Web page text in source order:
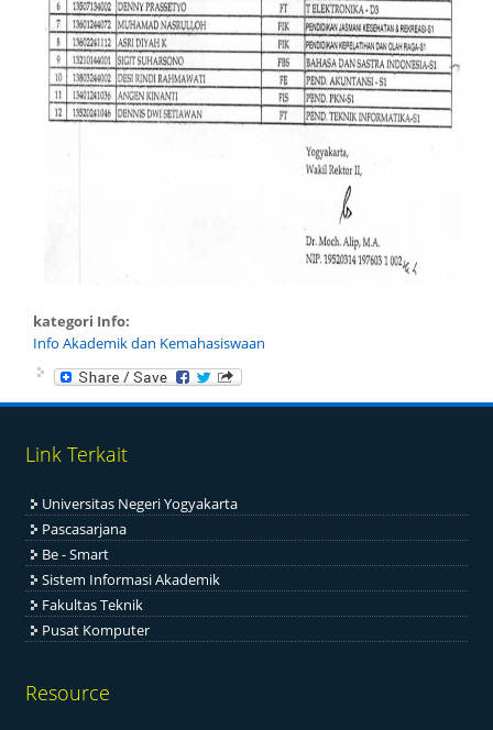
kategori Info:
Info Akademik dan Kemahasiswaan
Link Terkait
Universitas Negeri Yogyakarta
Pascasarjana
Be - Smart
Sistem Informasi Akademik
Fakultas Teknik
Pusat Komputer
Resource